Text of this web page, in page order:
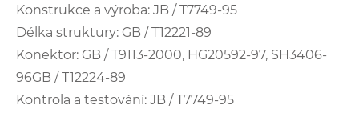
Konstrukce a výroba: JB / T7749-95
Délka struktury: GB / T12221-89
Konektor: GB / T9113-2000, HG20592-97, SH3406-
96GB / T12224-89
Kontrola a testování: JB / T7749-95